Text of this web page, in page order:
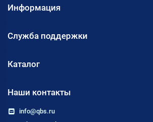
Информация
Служба поддержки
Каталог
Наши контакты
info@qbs.ru